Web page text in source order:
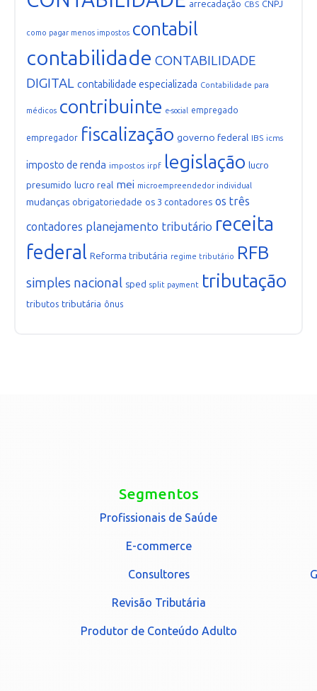
arrecadação CBS CNPJ
como pagar menos impostos contabil
contabilidade CONTABILIDADE
DIGITAL contabilidade especializada Contabilidade para
médicos contribuinte e-social empregado
empregador fiscalização governo federal IBS icms
imposto de renda impostos irpf legislação lucro
presumido lucro real mei microempreendedor individual
mudanças obrigatoriedade os 3 contadores os três
contadores planejamento tributário receita
federal Reforma tributária regime tributário RFB
simples nacional sped split payment tributação
tributos tributária ônus
Segmentos
Profissionais de Saúde
E-commerce
Consultores
Revisão Tributária
Produtor de Conteúdo Adulto